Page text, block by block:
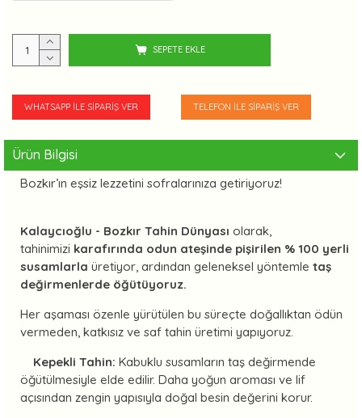
WHATSAPP İLE SIPARIŞ VER TELEFON İLE SIPARIŞ VER
SEPETE EKLE
Ürün Bilgisi
Bozkır’ın eşsiz lezzetini sofralarınıza getiriyoruz!
Kalaycıoğlu - Bozkır Tahin Dünyası olarak,
tahinimizi karafırında odun ateşinde pişirilen % 100 yerli
susamlarla üretiyor, ardından geleneksel yöntemle taş
değirmenlerde öğütüyoruz.
Her aşaması özenle yürütülen bu süreçte doğallıktan ödün
vermeden, katkısız ve saf tahin üretimi yapıyoruz.
Kepekli Tahin: Kabuklu susamların taş değirmende
öğütülmesiyle elde edilir. Daha yoğun aroması ve lif
açısından zengin yapısıyla doğal besin değerini korur.